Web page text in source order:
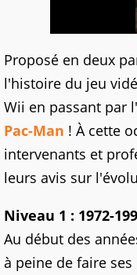
Proposé en deux
l'histoire du jeu
Wii en passant par
Pac-Man ! À cette
intervenants et
leurs avis sur
Niveau 1 : 1972-
Au début des
à peine de faire